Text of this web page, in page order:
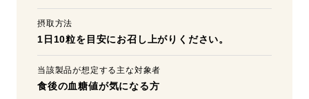
摂取方法
1日10粒を目安にお召し上がりください。
当該製品が想定する主な対象者
食後の血糖値が気になる方